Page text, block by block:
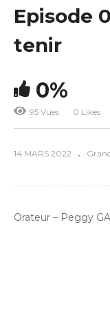
Episode
tenir
0%
95 Vues 0 Likes
14 MARS 2022
Orateur – Peggy